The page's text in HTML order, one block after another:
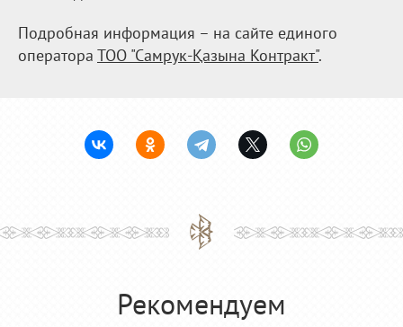
Подробная информация – на сайте единого
оператора ТОО "Самрук-Қазына Контракт".
Рекомендуем